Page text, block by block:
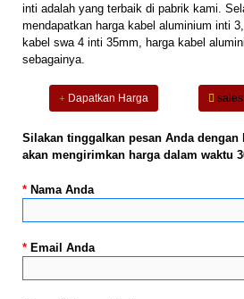
inti adalah yang terbaik di pabrik kami.
mendapatkan harga kabel aluminium inti
kabel swa 4 inti 35mm, harga kabel
sebagainya.
Dapatkan Harga
Silakan tinggalkan pesan Anda dengan
akan mengirimkan harga dalam waktu
* Nama Anda
* Email Anda